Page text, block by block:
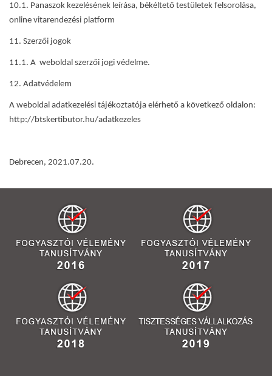
10.1. Panaszok kezelésének leírása, békéltető testületek felsorolása,
online vitarendezési platform
11. Szerzői jogok
11.1. A weboldal szerzői jogi védelme.
12. Adatvédelem
A weboldal adatkezelési tájékoztatója elérhető a következő oldalon:
http://btskertibutor.hu/adatkezeles
Debrecen, 2021.07.20.